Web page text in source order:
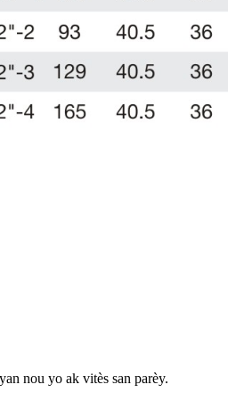
nou yo ak vitès san parèy.